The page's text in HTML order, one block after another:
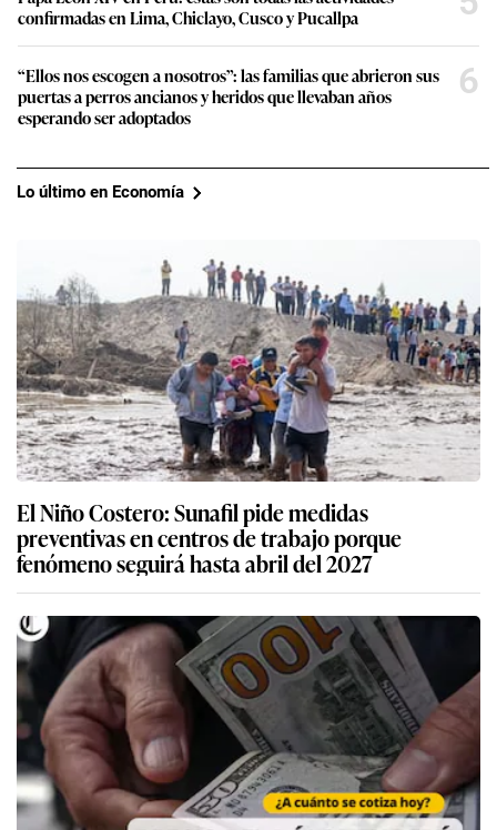
confirmadas en Lima, Chiclayo, Cusco y Pucallpa
“Ellos nos escogen a nosotros”: las familias que abrieron sus
puertas a perros ancianos y heridos que llevaban años
esperando ser adoptados
6
Lo último en Economía
El Niño Costero: Sunafil pide medidas
preventivas en centros de trabajo porque
fenómeno seguirá hasta abril del 2027